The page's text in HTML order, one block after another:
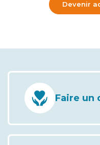
Devenir
Faire un